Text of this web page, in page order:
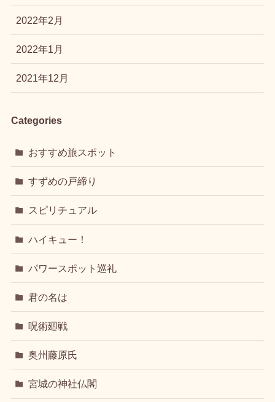
2022年2月
2022年1月
2021年12月
Categories
おすすめ旅スポット
すずめの戸締り
スピリチュアル
ハイキュー！
パワースポット巡礼
君の名は
呪術廻戦
奥州藤原氏
宮城の神社仏閣